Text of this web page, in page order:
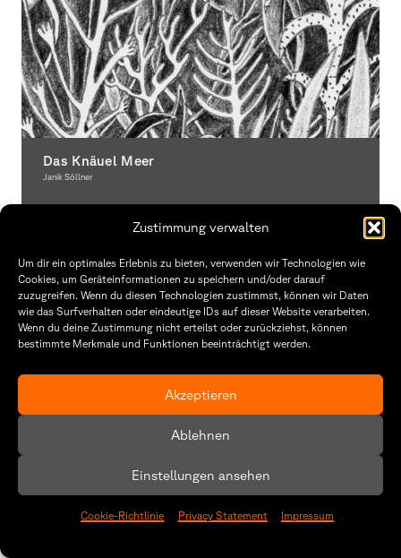
Zustimmung verwalten
Um dir ein optimales Erlebnis zu bieten, verwenden wir Technologien wie
Cookies, um Geräteinformationen zu speichern und/oder darauf
zuzugreifen. Wenn du diesen Technologien zustimmst, können wir Daten
wie das Surfverhalten oder eindeutige IDs auf dieser Website verarbeiten.
Wenn du deine Zustimmung nicht erteilst oder zurückziehst, können
bestimmte Merkmale und Funktionen beeinträchtigt werden.
Akzeptieren
Ablehnen
Einstellungen ansehen
Cookie-Richtlinie Privacy Statement Impressum
Das Knäuel Meer
Janik Söllner
Illustration
Interactive Media